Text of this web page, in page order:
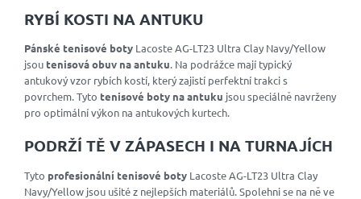
RYBÍ KOSTI NA ANTUKU
Pánské tenisové boty Lacoste AG-LT23 Ultra Clay Navy/Yellow
jsoutenisová obuv na antuku. Na podrážce mají typický
antukový vzor rybích kostí, který zajistí perfektní trakci s
povrchem. Tyto tenisové boty na antuku jsou speciálně navrženy
pro optimální výkon na antukových kurtech.
PODRŽÍ TĚ V ZÁPASECH I NA TURNAJÍCH
Tyto profesionální tenisové boty Lacoste AG-LT23 Ultra Clay
Navy/Yellow jsou ušité z nejlepších materiálů. Spolehni se na ně ve